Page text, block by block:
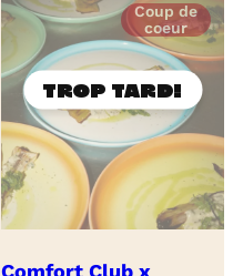
Coup de
coeur
Comfort Club x